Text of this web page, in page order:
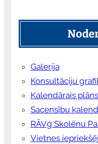
Galerija
Konsultāciju
Kalendārais plāns
Sacensību
RĀVģ Skolēnu
Vietnes